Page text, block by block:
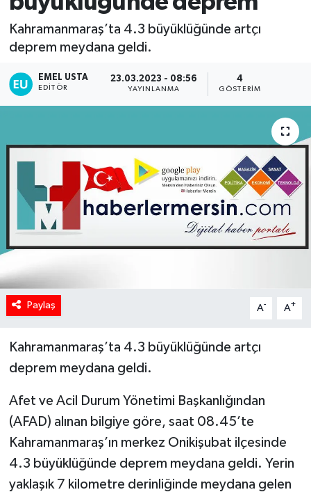
Kahramanmaraş’ta 4.3 büyüklüğünde artçı
deprem meydana geldi.
EMEL USTA
EDITÖR
23.03.2023 - 08:56
YAYINLANMA
4
GÖSTERIM
Paylaş A- A+
Kahramanmaraş’ta 4.3 büyüklüğünde artçı
deprem meydana geldi.
Afet ve Acil Durum Yönetimi Başkanlığından
(AFAD) alınan bilgiye göre, saat 08.45’te
Kahramanmaraş’ın merkez Onikişubat ilçesinde
4.3 büyüklüğünde deprem meydana geldi. Yerin
yaklaşık 7 kilometre derinliğinde meydana gelen